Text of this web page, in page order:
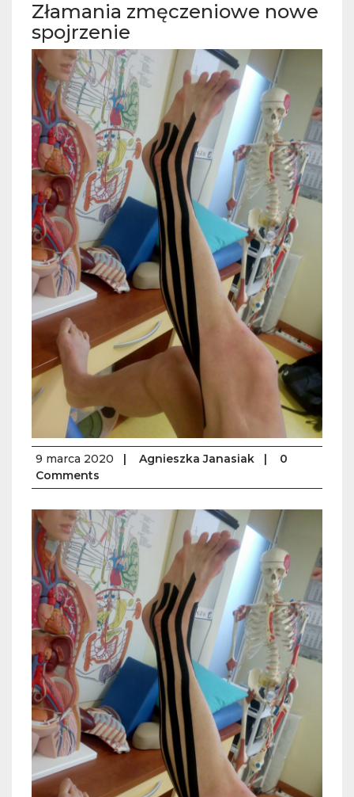
Złamania zmęczeniowe nowe
spojrzenie
9 marca 2020 | Agnieszka Janasiak |
0
Comments